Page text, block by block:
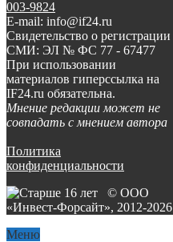
003-9824
E-mail: info@if24.ru
Свидетельство о регистрации
СМИ: ЭЛ № ФС 77 - 67477
При использовании
материалов гиперссылка на
IF24.ru обязательна.
Мнение редакции может не
совпадать с мнением автора
Политика
конфиденциальности
© ООО
«Инвест-Форсайт», 2012-2026
Меню